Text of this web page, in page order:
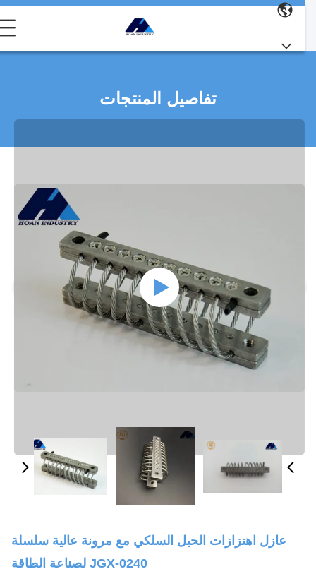
تفاصيل المنتجات
عازل اهتزازات الحبل السلكي مع مرونة عالية سلسلة
JGX-0240 لصناعة الطاقة